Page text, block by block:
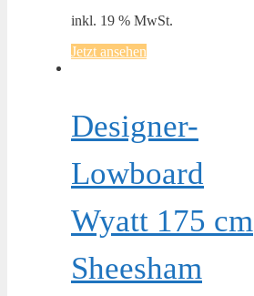
inkl. 19 % MwSt.
Jetzt ansehen
Designer-
Lowboard
Wyatt 175 cm
Sheesham